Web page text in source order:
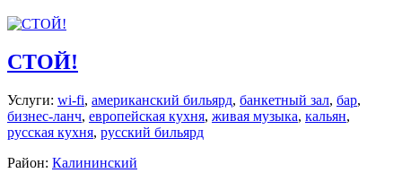
СТОЙ!
Услуги: wi-fi, американский бильярд, банкетный зал, бар,
бизнес-ланч, европейская кухня, живая музыка, кальян,
русская кухня, русский бильярд
Район: Калининский